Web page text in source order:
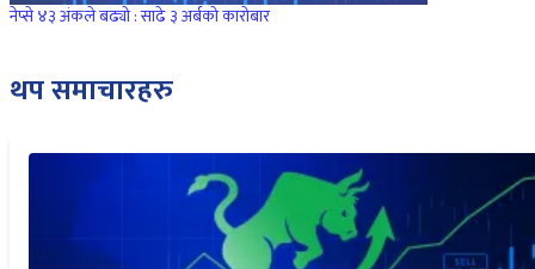
नेप्से ४३ अंकले बढ्यो : साढे ३ अर्बको कारोबार
थप समाचारहरु